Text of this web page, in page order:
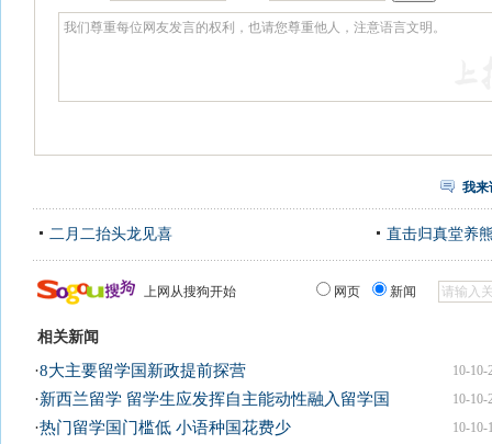
我来
二月二抬头龙见喜 直击归真堂养
上网从搜狗开始 网页 新闻
相关新闻
10-10-
·8大主要留学国新政提前探营
10-10-
·新西兰留学 留学生应发挥自主能动性融入留学国
10-10-
·热门留学国门槛低 小语种国花费少